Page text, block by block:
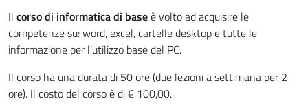
Il corso di informatica di baseè volto ad acquisire le
competenze su: word, excel, cartelle desktop e tutte le
informazione per l’utilizzo base del PC.
Il corso ha una durata di 50 ore (due lezioni a settimana per 2
ore). Il costo del corso è di € 100,00.